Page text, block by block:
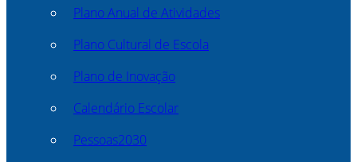
Plano Anual de Atividades
Plano Cultural de Escola
Plano de Inovação
Calendário Escolar
Pessoas2030